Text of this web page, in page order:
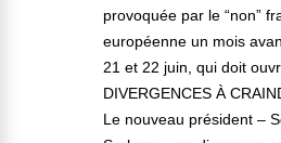
provoquée par le “non”
européenne un mois
21 et 22 juin, qui doit
DIVERGENCES À
Le nouveau président –